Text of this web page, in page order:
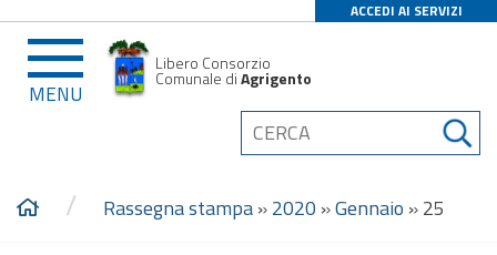
ACCEDI AI SERVIZI
MENU
Libero Consorzio
Comunale diAgrigento
/ Rassegna stampa»2020 »Gennaio »25